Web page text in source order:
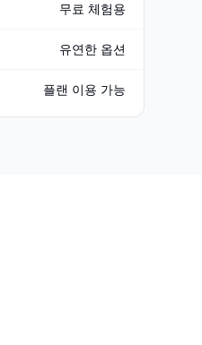
무료 체험용
유연한 옵션
플랜 이용 가능